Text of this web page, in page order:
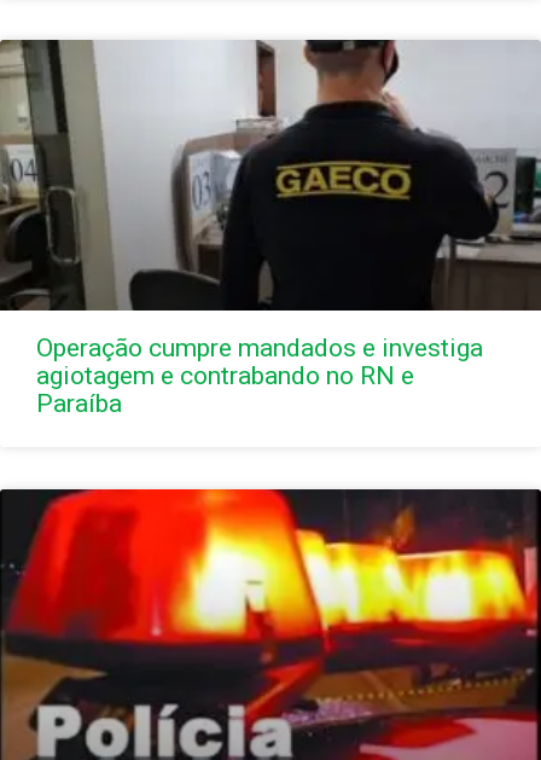
Operação cumpre mandados e investiga
agiotagem e contrabando no RN e
Paraíba